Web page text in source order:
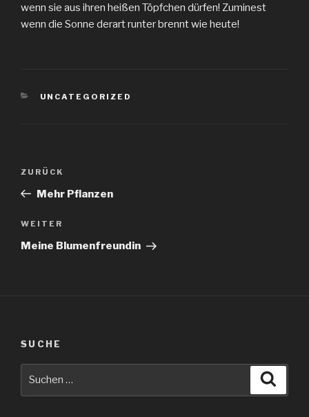
wenn sie aus ihren heißen Töpfchen dürfen! Zuminest
wenn die Sonne derart runter brennt wie heute!
KATEGORIEN
UNCATEGORIZED
Beitragsnavigation
Vorheriger
Beitrag
ZURÜCK
Mehr Pflanzen
Nächster
Beitrag
WEITER
Meine Blumenfreundin
SUCHE